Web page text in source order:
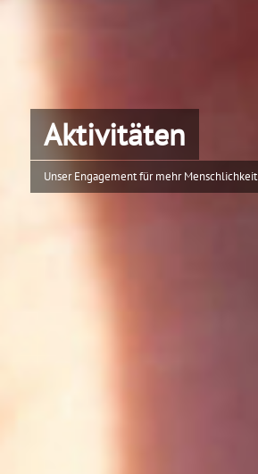
Aktivitäten
Unser Engagement für mehr Menschlichkeit